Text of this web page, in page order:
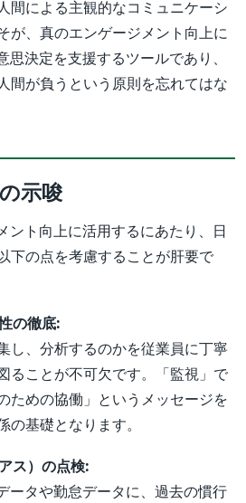
間による主観的なコミュニケーシ
が、真のエンゲージメント向上に
決定を支援するツールであり、
間が負うという原則を忘れてはな
示唆
ント向上に活用するにあたり、日
下の点を考慮することが肝要で
の徹底:
し、分析するのかを従業員に丁寧
ることが不可欠です。「監視」で
ための協働」というメッセージを
基礎となります。
ス）の点検:
ータや勤怠データに、過去の慣行